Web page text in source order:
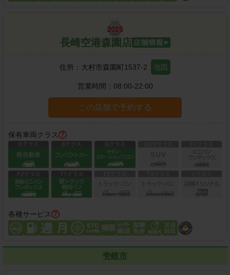
長崎空港森園店
住所： 大村市森園町1537-2 地図
営業時間： 08:00-22:00
この店舗で予約する
保有車両クラス
各種サービス
壱岐市